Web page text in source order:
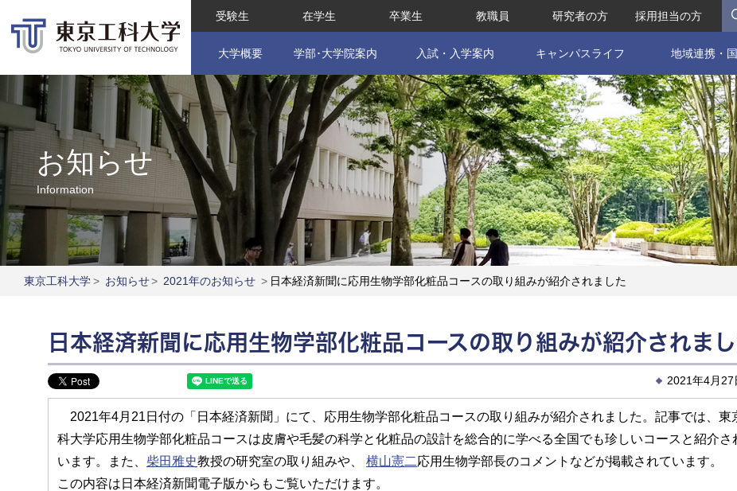
受験生 在学生 卒業生 教職員 研究者の方 採用担当の方
大学概要 学部･大学院案内 入試・入学案内 キャンパスライフ 地域連携・
お知らせ
Information
東京工科大学> お知らせ> 2021年のお知らせ > 日本経済新聞に応用生物学部化粧品コースの取り組みが紹介されました
日本経済新聞に応用生物学部化粧品コースの取り組みが紹介されま
2021年4月27
2021年4月21日付の「日本経済新聞」にて、応用生物学部化粧品コースの取り組みが紹介されました。記事では、東
科大学応用生物学部化粧品コースは皮膚や毛髪の科学と化粧品の設計を総合的に学べる全国でも珍しいコースと紹介さ
います。また、 柴田雅史教授の研究室の取り組みや、 横山憲二応用生物学部長のコメントなどが掲載されています。
この内容は日本経済新聞電子版からもご覧いただけます。